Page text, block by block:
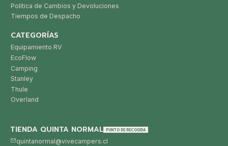
Política de Cambios y Devoluciones
Tiempos de Despacho
CATEGORÍAS
Equipamiento RV
EcoFlow
Camping
Stanley
Thule
Overland
TIENDA QUINTA NORMAL PUNTO DE RECOGIDA
quintanormal@vivecampers.cl